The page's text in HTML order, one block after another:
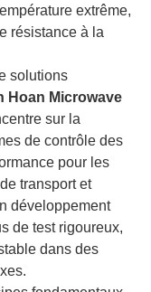
extrême,
résistance à la
solutions
Hoan Microwave
sur la
de contrôle des
pour les
transport et
développement
de test rigoureux,
dans des